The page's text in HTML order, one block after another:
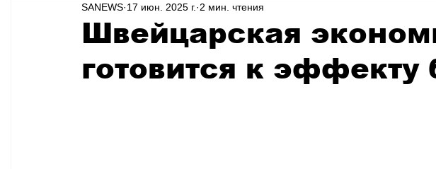
Общество Армия Аналитика
Транспорт Культура Магия искусства Swiss Афиша
Швейцарская
готовится к эффекту
SANEWS 17 июн. 2025 г. 2 мин. чтения